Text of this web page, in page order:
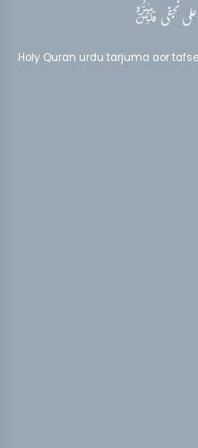
نجفیقدس‌سره
Holy Quran urdu tarjuma aor